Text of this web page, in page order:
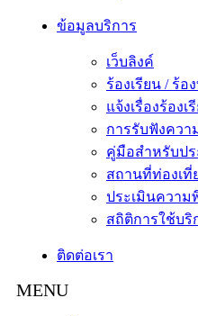
ข้อมูลบริการ
เว็บลิงค์
ร้องเรียน / ร้อ
แจ้งเรื่องร้อง
การรับฟังคว
คู่มือสำหรับป
สถานที่ท่องเที่
ประเมินความ
สถิติการใช้บ
ติดต่อเรา